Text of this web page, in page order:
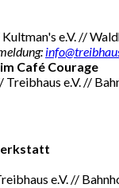
e.V. //
Café Courage
Treibhaus e.V. //
e.V. //